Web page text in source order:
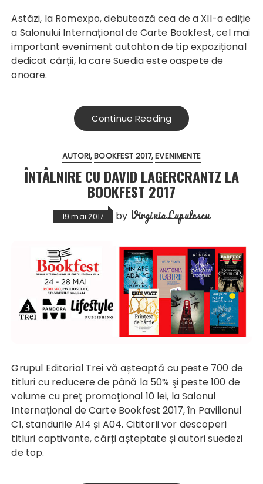
Astăzi, la Romexpo, debutează cea de a XII-a ediție
a Salonului Internațional de Carte Bookfest, cel mai
important eveniment autohton de tip expozițional
dedicat cărții, la care Suedia este oaspete de
onoare.
Continue Reading
AUTORI BOOKFEST 2017 EVENIMENTE
ÎNTÂLNIRE CU DAVID LAGERCRANTZ LA
BOOKFEST 2017
19 mai 2017 by Virginia Lupulescu
Grupul Editorial Trei vă așteaptă cu peste 700 de
titluri cu reducere de până la 50% şi peste 100 de
volume cu preţ promoţional 10 lei, la Salonul
Internațional de Carte Bookfest 2017, în Pavilionul
C1, standurile A14 și A04. Cititorii vor descoperi
titluri captivante, cărți așteptate și autori suedezi
de top.